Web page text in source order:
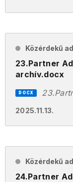
Közérdekű
23.Partner
archív.docx
2025.11.13.
DOCX
Közérdekű
24.Partner